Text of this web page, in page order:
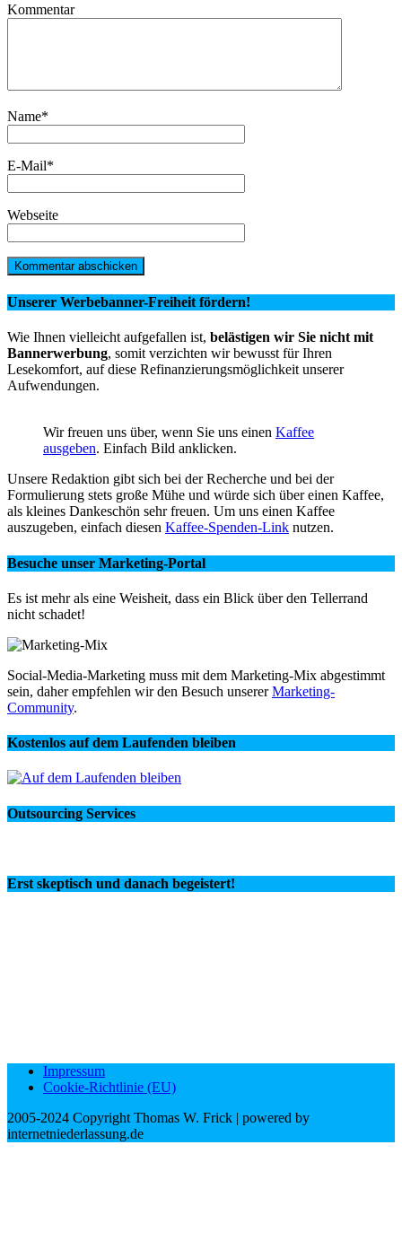
Kommentar
Name*
E-Mail*
Webseite
Unserer Werbebanner-Freiheit fördern!
Wie Ihnen vielleicht aufgefallen ist, belästigen wir Sie nicht mit
Bannerwerbung, somit verzichten wir bewusst für Ihren
Lesekomfort, auf diese Refinanzierungsmöglichkeit unserer
Aufwendungen.
Wir freuen uns über, wenn Sie uns einen Kaffee
ausgeben. Einfach Bild anklicken.
Unsere Redaktion gibt sich bei der Recherche und bei der
Formulierung stets große Mühe und würde sich über einen Kaffee,
als kleines Dankeschön sehr freuen. Um uns einen Kaffee
auszugeben, einfach diesen Kaffee-Spenden-Link nutzen.
Besuche unser Marketing-Portal
Es ist mehr als eine Weisheit, dass ein Blick über den Tellerrand
nicht schadet!
Social-Media-Marketing muss mit dem Marketing-Mix abgestimmt
sein, daher empfehlen wir den Besuch unsererMarketing-
Community.
Kostenlos auf dem Laufenden bleiben
Outsourcing Services
Erst skeptisch und danach begeistert!
Impressum
Cookie-Richtlinie (EU)
2005-2024 Copyright Thomas W. Frick | powered by
internetniederlassung.de